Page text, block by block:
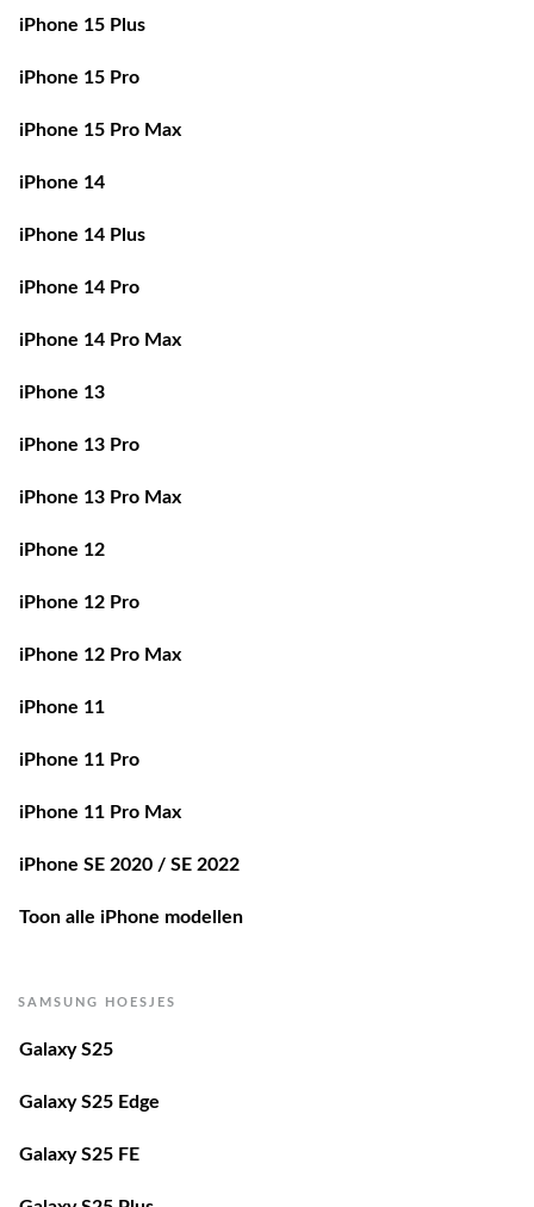
iPhone 15 Plus
iPhone 15 Pro
iPhone 15 Pro Max
iPhone 14
iPhone 14 Plus
iPhone 14 Pro
iPhone 14 Pro Max
iPhone 13
iPhone 13 Pro
iPhone 13 Pro Max
iPhone 12
iPhone 12 Pro
iPhone 12 Pro Max
iPhone 11
iPhone 11 Pro
iPhone 11 Pro Max
iPhone SE 2020 / SE 2022
Toon alle iPhone modellen
SAMSUNG HOESJES
Galaxy S25
Galaxy S25 Edge
Galaxy S25 FE